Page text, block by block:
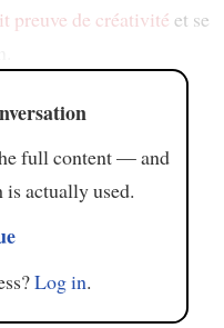
preuve de créativité et se
full content — and
is actually used.
Log in.